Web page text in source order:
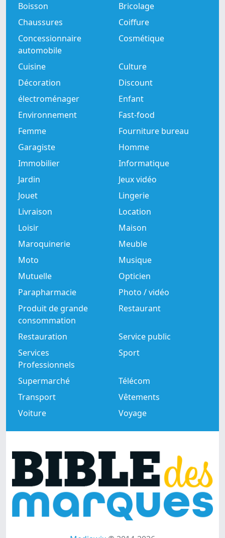
Boisson
Bricolage
Chaussures
Coiffure
Concessionnaire
automobile
Cosmétique
Cuisine
Culture
Décoration
Discount
électroménager
Enfant
Environnement
Fast-food
Femme
Fourniture bureau
Garagiste
Homme
Immobilier
Informatique
Jardin
Jeux vidéo
Jouet
Lingerie
Livraison
Location
Loisir
Maison
Maroquinerie
Meuble
Moto
Musique
Mutuelle
Opticien
Parapharmacie
Photo / vidéo
Produit de grande
consommation
Restaurant
Restauration
Service public
Services
Professionnels
Sport
Supermarché
Télécom
Transport
Vêtements
Voiture
Voyage